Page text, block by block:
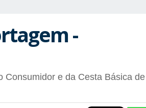
-
Consumidor e da Cesta Básica de